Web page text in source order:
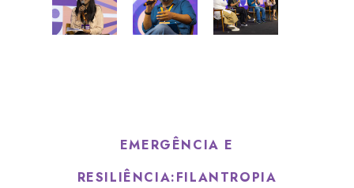
EMERGÊNCIA E
RESILIÊNCIA:FILANTROPIA